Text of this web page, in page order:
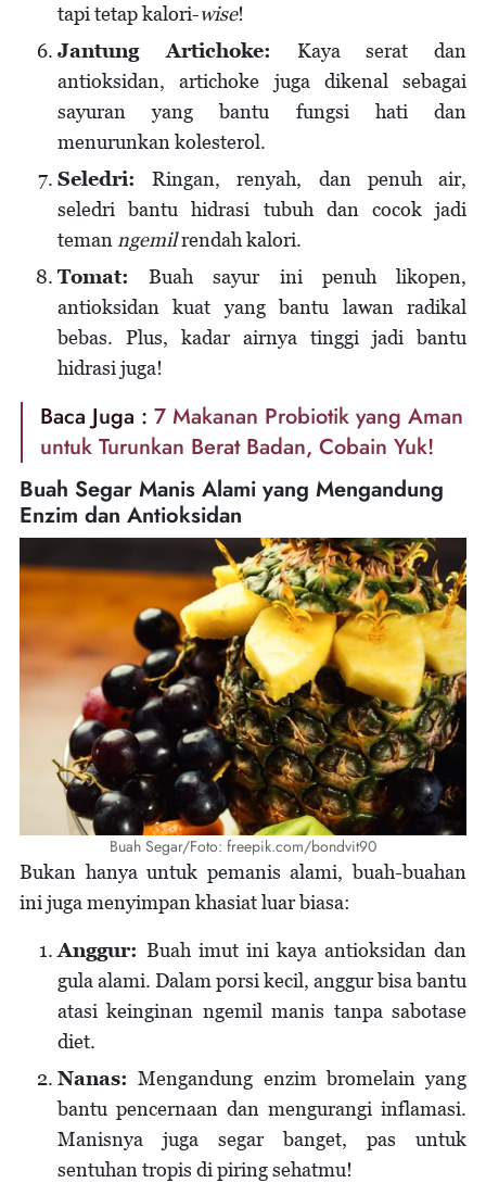
tapi tetap kalori-wise!
Jantung Artichoke: Kaya serat dan
antioksidan, artichoke juga dikenal sebagai
sayuran yang bantu fungsi hati dan
menurunkan kolesterol.
Seledri: Ringan, renyah, dan penuh air,
seledri bantu hidrasi tubuh dan cocok jadi
teman ngemilrendah kalori.
Tomat: Buah sayur ini penuh likopen,
antioksidan kuat yang bantu lawan radikal
bebas. Plus, kadar airnya tinggi jadi bantu
hidrasi juga!
Baca Juga : 7 Makanan Probiotik yang Aman
untuk Turunkan Berat Badan, Cobain Yuk!
Buah Segar Manis Alami yang Mengandung
Enzim dan Antioksidan
Buah Segar/Foto: freepik.com/bondvit90
Bukan hanya untuk pemanis alami, buah-buahan
ini juga menyimpan khasiat luar biasa:
Anggur: Buah imut ini kaya antioksidan dan
gula alami. Dalam porsi kecil, anggur bisa bantu
atasi keinginan ngemil manis tanpa sabotase
diet.
Nanas: Mengandung enzim bromelain yang
bantu pencernaan dan mengurangi inflamasi.
Manisnya juga segar banget, pas untuk
sentuhan tropis di piring sehatmu!